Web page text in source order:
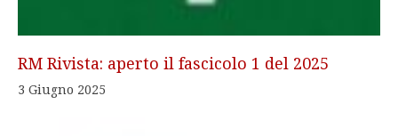
RM Rivista: aperto il fascicolo 1 del 2025
3 Giugno 2025